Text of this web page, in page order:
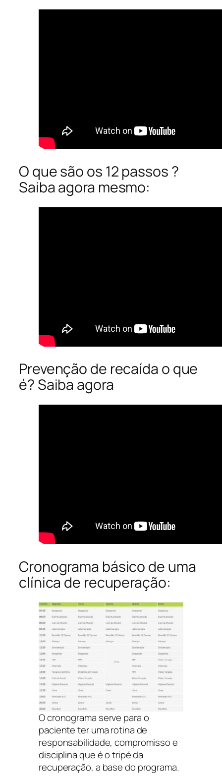
O que são os 12 passos ?
Saiba agora mesmo:
Prevenção de recaída o que
é? Saiba agora
Cronograma básico de uma
clínica de recuperação:
O cronograma serve para o
paciente ter uma rotina de
responsabilidade, compromisso e
disciplina que é o tripé da
recuperação, a base do programa.